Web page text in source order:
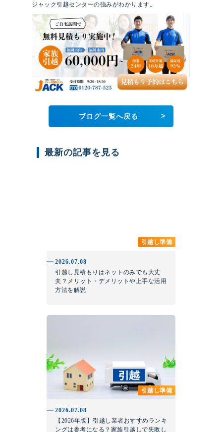
ジャック引越センターの強みがわかります。
ブログ一覧へ戻る >
最新の記事を見る
2026.07.08
引越し見積もりはネットのみでも大丈
夫？メリット・デメリットや上手な活用
方法を解説
引越し準備
2026.07.08
【2026年版】引越し業者おすすめランキ
ングは参考になる？家族引越しで失敗し
引越し準備